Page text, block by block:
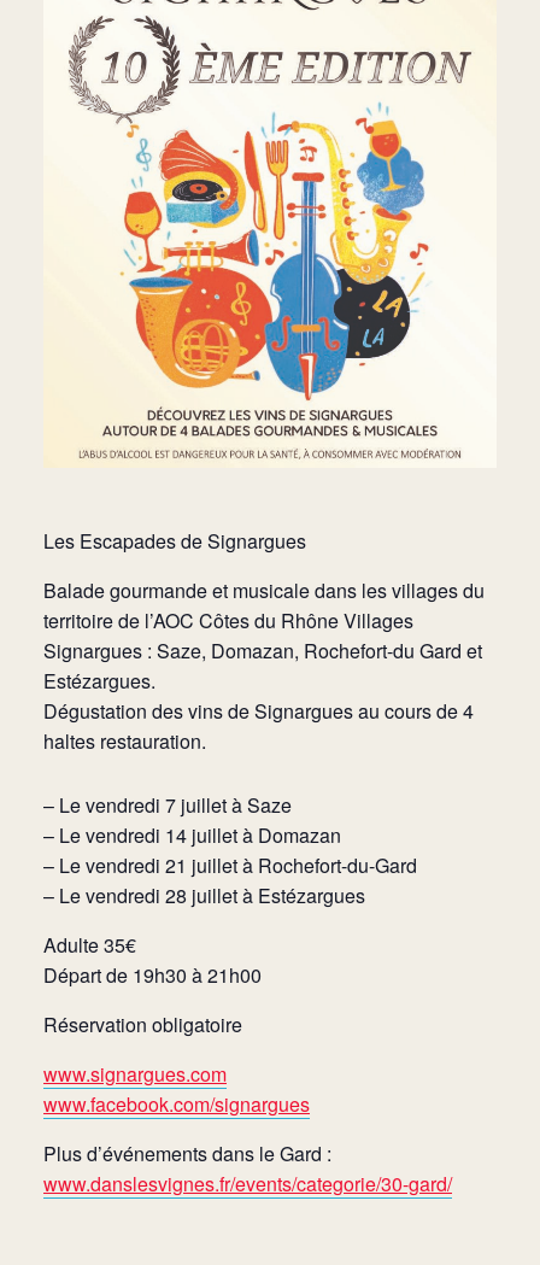
Les Escapades de Signargues
Balade gourmande et musicale dans les villages du
territoire de l’AOC Côtes du Rhône Villages
Signargues : Saze, Domazan, Rochefort-du Gard et
Estézargues.
Dégustation des vins de Signargues au cours de 4
haltes restauration.
– Le vendredi 7 juillet à Saze
– Le vendredi 14 juillet à Domazan
– Le vendredi 21 juillet à Rochefort-du-Gard
– Le vendredi 28 juillet à Estézargues
Adulte 35€
Départ de 19h30 à 21h00
Réservation obligatoire
www.signargues.com
www.facebook.com/signargues
Plus d’événements dans le Gard :
www.danslesvignes.fr/events/categorie/30-gard/